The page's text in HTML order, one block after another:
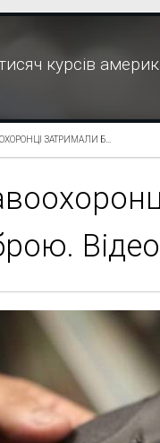
курсів
ЗАТРИМАЛИ Б...
Відео